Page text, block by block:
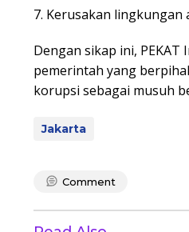
7. Kerusakan
Dengan sikap ini,
pemerintah yang
korupsi sebagai musuh
Jakarta
Comment